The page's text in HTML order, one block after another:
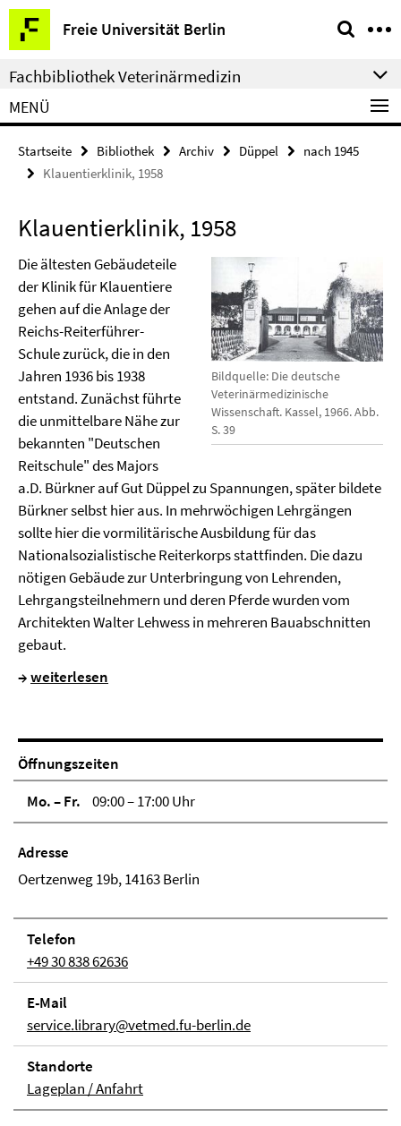
Springe
direkt
zu
Inhalt
Freie Universität Berlin
Service-
Navigation
Fachbibliothek Veterinärmedizin
MENÜ
Startseite Bibliothek Archiv Düppel
nach 1945
Klauentierklinik, 1958
Klauentierklinik, 1958
Bildquelle: Die deutsche
Veterinärmedizinische
Wissenschaft. Kassel, 1966. Abb.
S. 39
Die ältesten Gebäudeteile
der Klinik für Klauentiere
gehen auf die Anlage der
Reichs-Reiterführer-
Schule zurück, die in den
Jahren 1936 bis 1938
entstand. Zunächst führte
die unmittelbare Nähe zur
bekannten "Deutschen
Reitschule" des Majors
a.D. Bürkner auf Gut Düppel zu Spannungen, später bildete
Bürkner selbst hier aus. In mehrwöchigen Lehrgängen
sollte hier die vormilitärische Ausbildung für das
Nationalsozialistische Reiterkorps stattfinden. Die dazu
nötigen Gebäude zur Unterbringung von Lehrenden,
Lehrgangsteilnehmern und deren Pferde wurden vom
Architekten Walter Lehwess in mehreren Bauabschnitten
gebaut.
→weiterlesen
Öffnungszeiten
Mo. – Fr.
09:00 – 17:00 Uhr
Adresse
Oertzenweg 19b, 14163 Berlin
Telefon
+49 30 838 62636
E-Mail
service.library@vetmed.fu-berlin.de
Stand­orte
Lageplan / Anfahrt